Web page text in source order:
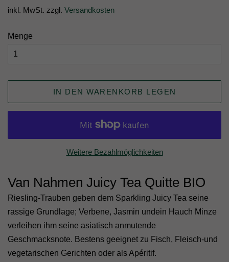
inkl. MwSt. zzgl. Versandkosten
Menge
IN DEN WARENKORB LEGEN
Weitere Bezahlmöglichkeiten
Van Nahmen Juicy Tea Quitte BIO
Riesling-Trauben geben dem Sparkling Juicy Tea seine
rassige Grundlage; Verbene, Jasmin undein Hauch Minze
verleihen ihm seine asiatisch anmutende
Geschmacksnote. Bestens geeignet zu Fisch, Fleisch-und
vegetarischen Gerichten oder als Apéritif.